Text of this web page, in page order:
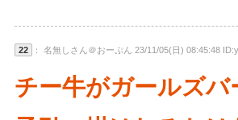
22 ： 名無しさん＠おーぷん 23/11/05(日) 08:45:48
チー牛がガールズバ